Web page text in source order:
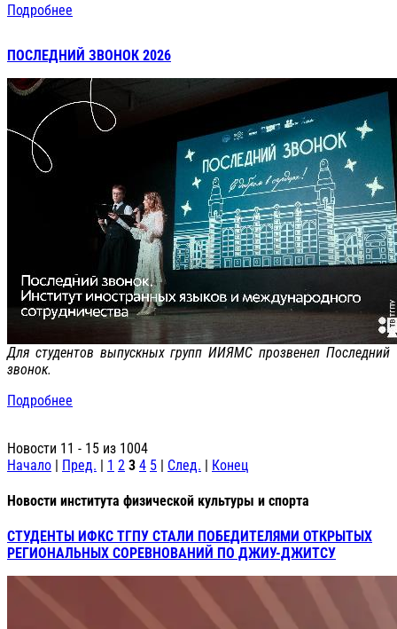
Подробнее
ПОСЛЕДНИЙ ЗВОНОК 2026
Для студентов выпускных групп ИИЯМС прозвенел Последний
звонок.
Подробнее
Новости 11 - 15 из 1004
Начало | Пред. | 1 2 3 4 5 | След. | Конец
Новости института физической культуры и спорта
СТУДЕНТЫ ИФКС ТГПУ СТАЛИ ПОБЕДИТЕЛЯМИ ОТКРЫТЫХ
РЕГИОНАЛЬНЫХ СОРЕВНОВАНИЙ ПО ДЖИУ-ДЖИТСУ